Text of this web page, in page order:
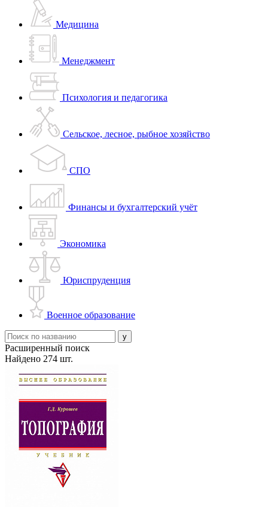
Медицина
Менеджмент
Психология и педагогика
Сельское, лесное, рыбное хозяйство
СПО
Финансы и бухгалтерский учёт
Экономика
Юриспруденция
Военное образование
Расширенный поиск
Найдено 274 шт.